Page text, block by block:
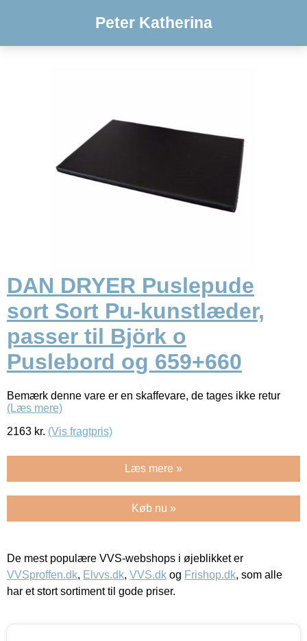
Peter Katherina
DAN DRYER Puslepude
sort Sort Pu-kunstlæder,
passer til Björk o
Puslebord og 659+660
Bemærk denne vare er en skaffevare, de tages ikke retur
(Læs mere)
2163 kr. (Vis fragtpris)
Læs mere »
Køb nu »
De mest populære VVS-webshops i øjeblikket er
VVSproffen.dk, Elvvs.dk, VVS.dk og Frishop.dk, som alle
har et stort sortiment til gode priser.